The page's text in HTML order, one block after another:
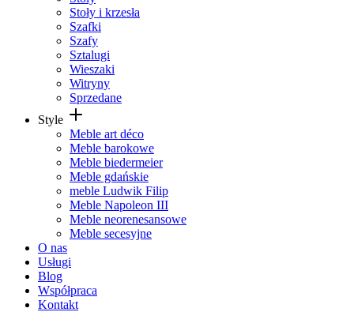
Stoły i krzesła
Szafki
Szafy
Sztalugi
Wieszaki
Witryny
Sprzedane
Style
Meble art déco
Meble barokowe
Meble biedermeier
Meble gdańskie
meble Ludwik Filip
Meble Napoleon III
Meble neorenesansowe
Meble secesyjne
O nas
Usługi
Blog
Współpraca
Kontakt